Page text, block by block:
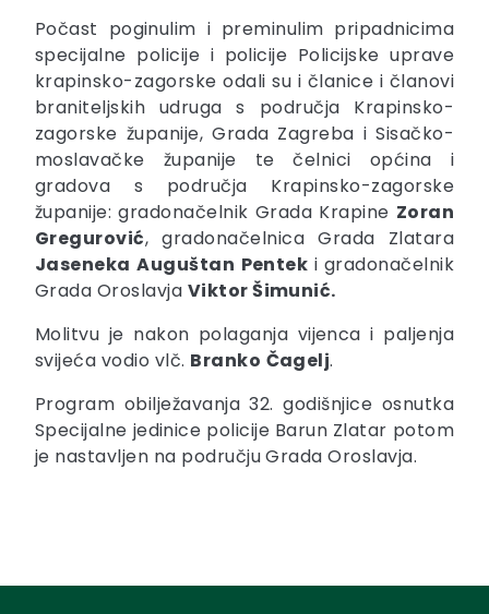
Počast poginulim i preminulim pripadnicima
specijalne policije i policije Policijske uprave
krapinsko-zagorske odali su i članice i članovi
braniteljskih udruga s područja Krapinsko-
zagorske županije, Grada Zagreba i Sisačko-
moslavačke županije te čelnici općina i
gradova s područja Krapinsko-zagorske
županije: gradonačelnik Grada Krapine Zoran
Gregurović, gradonačelnica Grada Zlatara
Jaseneka Auguštan Pentek i gradonačelnik
Grada Oroslavja Viktor Šimunić.
Molitvu je nakon polaganja vijenca i paljenja
svijeća vodio vlč. Branko Čagelj.
Program obilježavanja 32. godišnjice osnutka
Specijalne jedinice policije Barun Zlatar potom
je nastavljen na području Grada Oroslavja.